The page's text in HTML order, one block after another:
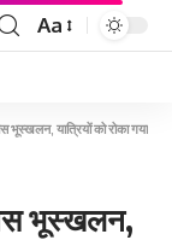
Aa
भूस्‍खलन, यात्रियों को रोका गया
भूस्‍खलन,